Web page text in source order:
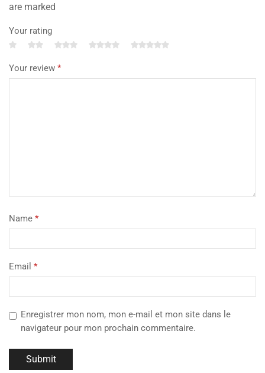
are marked
Your rating
Your review *
Name *
Email *
Enregistrer mon nom, mon e-mail et mon site dans le
navigateur pour mon prochain commentaire.